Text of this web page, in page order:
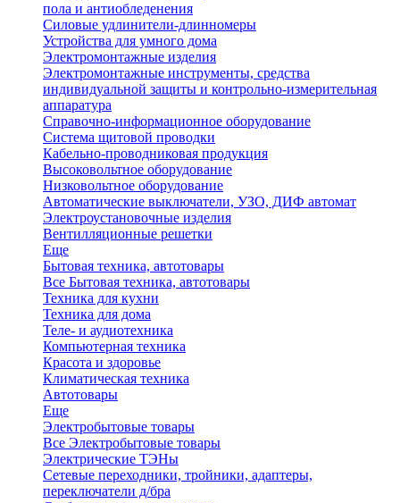
пола и антиобледенения
Силовые удлинители-длинномеры
Устройства для умного дома
Электромонтажные изделия
Электромонтажные инструменты, средства
индивидуальной защиты и контрольно-измерительная
аппаратура
Справочно-информационное оборудование
Система щитовой проводки
Кабельно-проводниковая продукция
Высоковольтное оборудование
Низковольтное оборудование
Автоматические выключатели, УЗО, ДИФ автомат
Электроустановочные изделия
Вентилляционные решетки
Еще
Бытовая техника, автотовары
Все Бытовая техника, автотовары
Техника для кухни
Техника для дома
Теле- и аудиотехника
Компьютерная техника
Красота и здоровье
Климатическая техника
Автотовары
Еще
Электробытовые товары
Все Электробытовые товары
Электрические ТЭНы
Сетевые переходники, тройники, адаптеры,
переключатели д/бра